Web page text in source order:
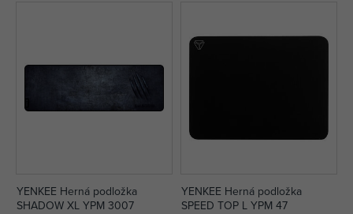
YENKEE Herná podložka
SHADOW XL YPM 3007
YENKEE Herná podložka
SPEED TOP L YPM 47